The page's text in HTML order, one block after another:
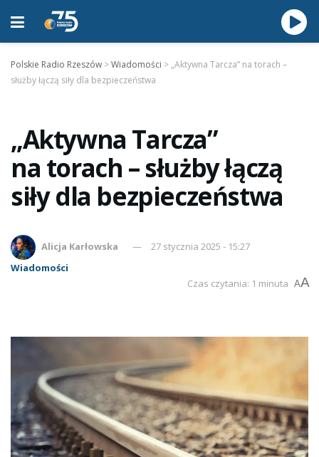
Polskie Radio Rzeszów >Wiadomości > „Aktywna Tarcza” na torach –
służby łączą siły dla bezpieczeństwa
„Aktywna Tarcza”
na torach – służby łączą
siły dla bezpieczeństwa
Alicja Karłowska
27 stycznia 2025 - 15:27
Wiadomości
Czas czytania: 1 minuta AA